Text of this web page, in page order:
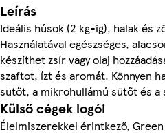
Leírás
Ideális húsok (2 kg-ig), halak és
Használatával egészséges,
készíthet zsír vagy olaj
szaftot, ízt és aromát. Könnyen
sütőt, a mikrohullámú sütőt és a
Külső cégek logói
Élelmiszerekkel érintkező,